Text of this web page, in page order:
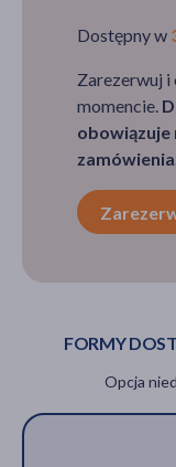
Dostępny w
Zarezerwuj
momencie.
obowiązuje
FORMY
Opcja